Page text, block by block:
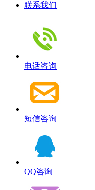
联系我们
电话咨询
短信咨询
QQ咨询